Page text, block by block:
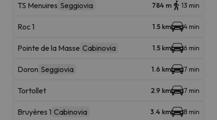
TS Menuires Seggiovia 784 m 13 min
Roc 1 1.5 km 4 min
Pointe de la Masse Cabinovia 1.5 km 6 min
Doron Seggiovia 1.6 km 7 min
Tortollet 2.9 km 7 min
Bruyères 1 Cabinovia 3.4 km 8 min